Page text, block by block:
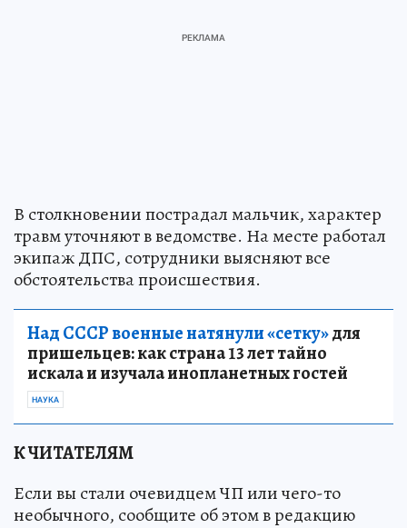
В столкновении пострадал мальчик, характер
травм уточняют в ведомстве. На месте работал
экипаж ДПС, сотрудники выясняют все
обстоятельства происшествия.
Над СССР военные натянули «сетку»для
пришельцев: как страна 13 лет тайно
искала и изучала инопланетных гостей
НАУКА
К ЧИТАТЕЛЯМ
Если вы стали очевидцем ЧП или чего-то
необычного, сообщите об этом в редакцию